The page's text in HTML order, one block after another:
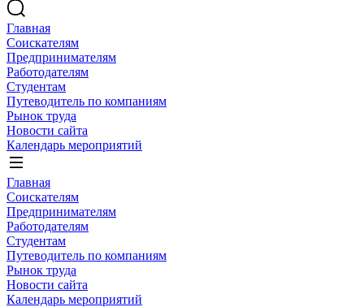
Главная
Соискателям
Предпринимателям
Работодателям
Студентам
Путеводитель по компаниям
Рынок труда
Новости сайта
Календарь мероприятий
Главная
Соискателям
Предпринимателям
Работодателям
Студентам
Путеводитель по компаниям
Рынок труда
Новости сайта
Календарь мероприятий